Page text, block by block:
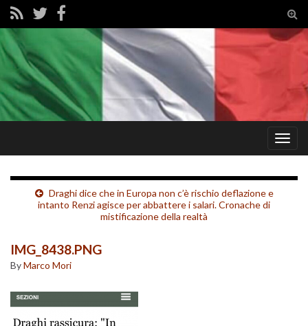
Draghi dice che in Europa non c’è rischio deflazione e
intanto Renzi agisce per abbattere i salari. Cronache di
mistificazione della realtà
IMG_8438.PNG
ByMarco Mori